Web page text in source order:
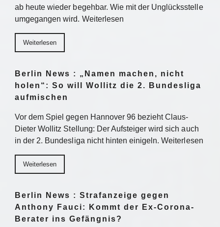
ab heute wieder begehbar. Wie mit der Unglücksstelle
umgegangen wird. Weiterlesen
Weiterlesen
Berlin News : „Namen machen, nicht
holen“: So will Wollitz die 2. Bundesliga
aufmischen
Vor dem Spiel gegen Hannover 96 bezieht Claus-
Dieter Wollitz Stellung: Der Aufsteiger wird sich auch
in der 2. Bundesliga nicht hinten einigeln. Weiterlesen
Weiterlesen
Berlin News : Strafanzeige gegen
Anthony Fauci: Kommt der Ex-Corona-
Berater ins Gefängnis?